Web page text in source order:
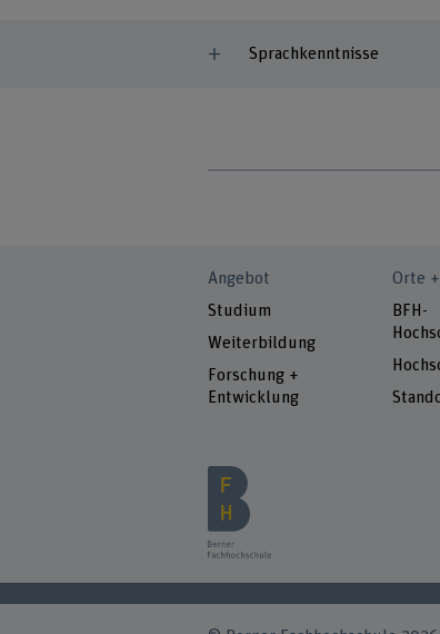
Sprachkenntnisse
Angebot
Studium
Weiterbildung
Forschung +
Entwicklung
Orte
BFH-